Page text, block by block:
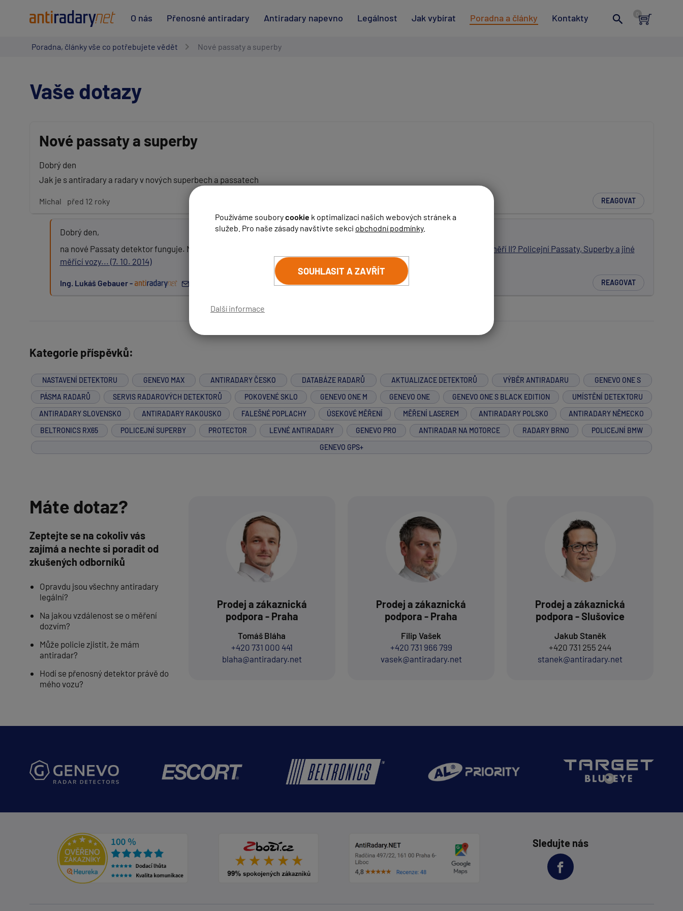
Používáme souborycookie k optimalizaci našich webových stránek a
služeb. Pro naše zásady navštivte sekci obchodní podmínky.
SOUHLASIT A ZAVŘÍT
Další informace
O nás Přenosné antiradary Antiradary napevno Legálnost Jak vybírat Poradna a články Kontakty
Poradna, články vše co potřebujete vědět Nové passaty a superby
Vaše dotazy
Vaše jméno:
Předmět:
Nové passaty a superby
Dobrý den
Jak je s antiradary a radary v nových superbech a passatech
Michal před 12 roky REAGOVAT
Dobrý den,
na nové Passaty detektor funguje. Na nové Superby bohužel pouze na některé. Pordobnější informace viz:
Jak se v ČR měří II? Policejní Passaty, Superby a jiné
měřící vozy... (7. 10. 2014)
Ing. Lukáš Gebauer - REAGOVAT
Kategorie příspěvků:
NASTAVENÍ DETEKTORU GENEVO MAX ANTIRADARY ČESKO DATABÁZE RADARŮ AKTUALIZACE DETEKTORŮ VÝBĚR ANTIRADARU
GENEVO ONE S
PÁSMA RADARŮ
SERVIS RADAROVÝCH DETEKTORŮ POKOVENÉ SKLO GENEVO ONE M GENEVO ONE GENEVO ONE S BLACK EDITION
UMÍSTĚNÍ DETEKTORU
ANTIRADARY SLOVENSKO
ANTIRADARY RAKOUSKO FALEŠNÉ POPLACHY ÚSEKOVÉ MĚŘENÍ MĚŘENÍ LASEREM ANTIRADARY POLSKO
ANTIRADARY NĚMECKO
BELTRONICS RX65
POLICEJNÍ SUPERBY PROTECTOR LEVNÉ ANTIRADARY GENEVO PRO ANTIRADAR NA MOTORCE RADARY BRNO
POLICEJNÍ BMW
GENEVO GPS+
Máte dotaz?
Zeptejte se na cokoliv vás
zajímá a nechte si poradit od
zkušených odborníků
Opravdu jsou všechny antiradary
legální?
Na jakou vzdálenost se o měření
dozvím?
Může policie zjistit, že mám
antiradar?
Hodí se přenosný detektor právě do
mého vozu?
Prodej a zákaznická
podpora - Praha
Tomáš Bláha
+420 731 000 441
blaha@antiradary.net
Prodej a zákaznická
podpora - Praha
Filip Vašek
+420 731 966 799
vasek@antiradary.net
Prodej a zákaznická
podpora - Slušovice
Jakub Staněk
+420 731 255 244
stanek@antiradary.net
Sledujte nás